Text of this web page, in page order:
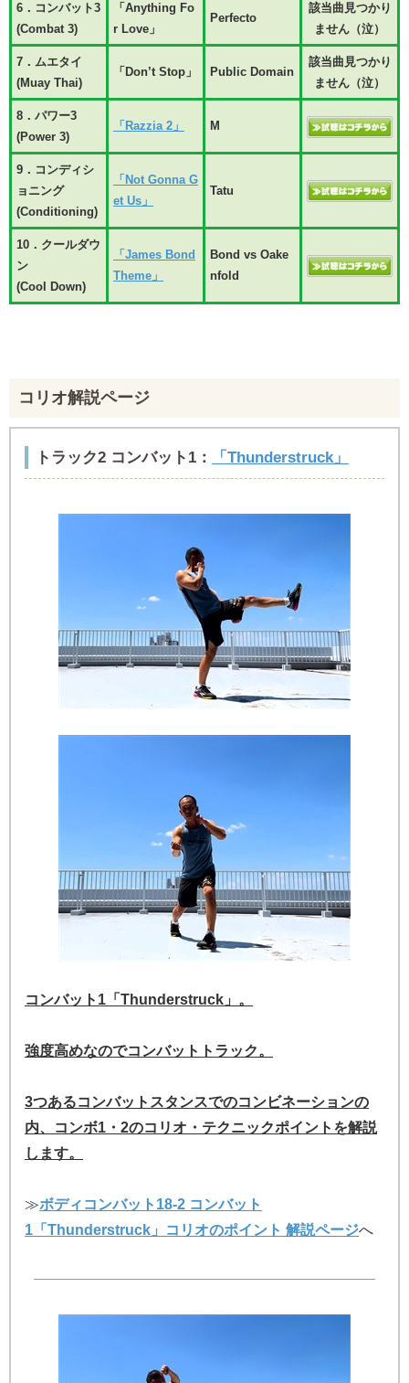
6．コンバット3
(Combat 3)
「Anything Fo
r Love」
Perfecto
該当曲見つかり
ません（泣）
7．ムエタイ
(Muay Thai)
「Don’t Stop」 Public Domain
該当曲見つかり
ません（泣）
8．パワー3
(Power 3)
「Razzia 2」 M
9．コンディシ
ョニング
(Conditioning)
「Not Gonna G
et Us」
Tatu
10．クールダウ
ン
(Cool Down)
「James Bond
Theme」
Bond vs Oake
nfold
コリオ解説ページ
トラック2 コンバット1： 「Thunderstruck」
コンバット1「Thunderstruck」。
強度高めなのでコンバットトラック。
3つあるコンバットスタンスでのコンビネーションの
内、コンボ1・2のコリオ・テクニックポイントを解説
します。
≫ボディコンバット18-2 コンバット
1「Thunderstruck」コリオのポイント 解説ページへ